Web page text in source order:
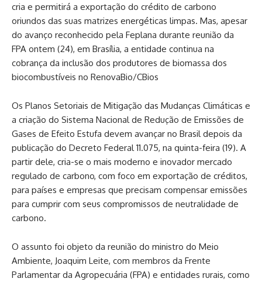
cria e permitirá a exportação do crédito de carbono
oriundos das suas matrizes energéticas limpas. Mas, apesar
do avanço reconhecido pela Feplana durante reunião da
FPA ontem (24), em Brasília, a entidade continua na
cobrança da inclusão dos produtores de biomassa dos
biocombustíveis no RenovaBio/CBios
Os Planos Setoriais de Mitigação das Mudanças Climáticas e
a criação do Sistema Nacional de Redução de Emissões de
Gases de Efeito Estufa devem avançar no Brasil depois da
publicação do Decreto Federal 11.075, na quinta-feira (19). A
partir dele, cria-se o mais moderno e inovador mercado
regulado de carbono, com foco em exportação de créditos,
para países e empresas que precisam compensar emissões
para cumprir com seus compromissos de neutralidade de
carbono.
O assunto foi objeto da reunião do ministro do Meio
Ambiente, Joaquim Leite, com membros da Frente
Parlamentar da Agropecuária (FPA) e entidades rurais, como